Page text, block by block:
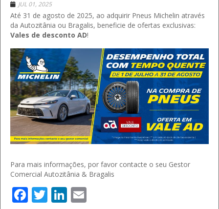
JUL 01, 2025
Até 31 de agosto de 2025, ao adquirir Pneus Michelin através
da Autozitânia ou Bragalis, beneficie de ofertas exclusivas:
Vales de desconto AD!
Para mais informações, por favor contacte o seu Gestor
Comercial Autozitânia & Bragalis
Facebook
TwitterLinkedIn